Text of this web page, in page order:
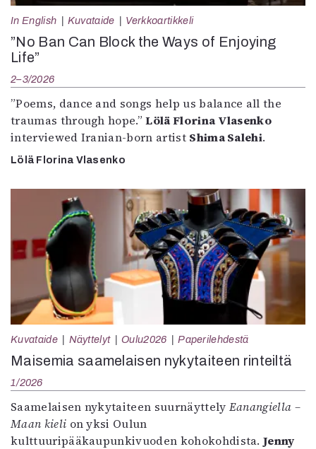
In English Kuvataide Verkkoartikkeli
”No Ban Can Block the Ways of Enjoying
Life”
2–3/2026
”Poems, dance and songs help us balance all the
traumas through hope.”Lölä Florina Vlasenko
interviewed Iranian-born artist Shima Salehi.
Lölä Florina Vlasenko
Kuvataide Näyttelyt Oulu2026 Paperilehdestä
Maisemia saamelaisen nykytaiteen rinteiltä
1/2026
Saamelaisen nykytaiteen suurnäyttely Eanangiella –
Maan kieli on yksi Oulun
kulttuuripääkaupunkivuoden kohokohdista.Jenny